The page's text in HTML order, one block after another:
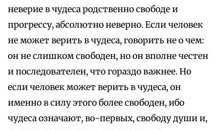
неверие в чудеса родственно свободе и
прогрессу, абсолютно неверно. Если человек
не может верить в чудеса, говорить не о чем:
он не слишком свободен, но он вполне честен
и последователен, что гораздо важнее. Но
если человек может верить в чудеса, он
именно в силу этого более свободен, ибо
чудеса означают, во-первых, свободу души и,